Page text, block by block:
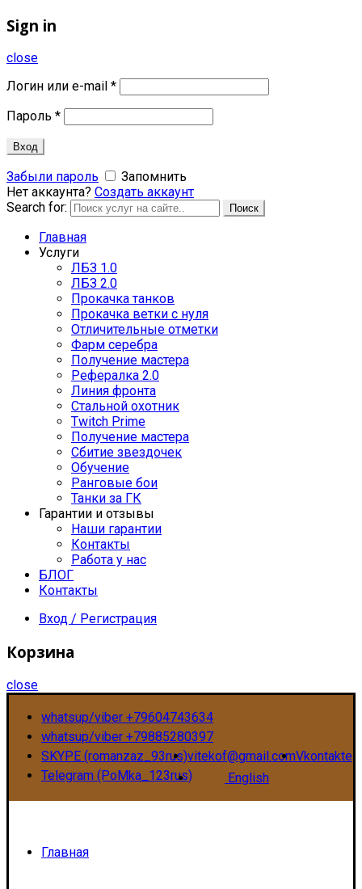
Sign in
close
Логин или e-mail *
Пароль *
Вход
Забыли пароль
Запомнить
Нет аккаунта? Создать аккаунт
Search for:
Поиск
Главная
Услуги
ЛБЗ 1.0
ЛБЗ 2.0
Прокачка танков
Прокачка ветки с нуля
Отличительные отметки
Фарм серебра
Получение мастера
Рефералка 2.0
Линия фронта
Стальной охотник
Twitch Prime
Получение мастера
Сбитие звездочек
Обучение
Ранговые бои
Танки за ГК
Гарантии и отзывы
Наши гарантии
Контакты
Работа у нас
БЛОГ
Контакты
Вход / Регистрация
Корзина
close
whatsup/viber +79604743634
whatsup/viber +79885280397
SKYPE (romanzaz_93rus)vitekof@gmail.comVkontakte
Telegram (PoMka_123rus)
English
Главная